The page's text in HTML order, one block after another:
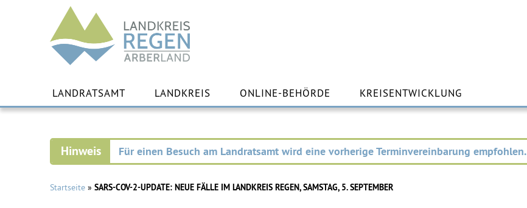
Landkreis
Regen
Inhalt
springen
LANDRATSAMT LANDKREIS ONLINE-BEHÖRDE KREISENTWICKLUNG
Für einen Besuch am Landratsamt wird eine vorherige Terminvereinbarung empfohlen.
Startseite » SARS-COV-2-UPDATE: NEUE FÄLLE IM LANDKREIS REGEN, SAMSTAG, 5. SEPTEMBER